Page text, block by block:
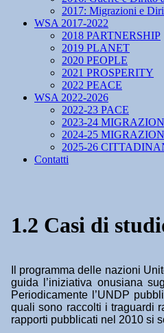
2017: Migrazioni e
WSA 2017-2022
2018 PARTNERSHIP
2019 PLANET
2020 PEOPLE
2021 PROSPERITY
2022 PEACE
WSA 2022-2026
2022-23 PACE
2023-24
2024-25
2025-26
Contatti
1.2 Casi di
Il programma delle nazioni
guida l’iniziativa onusiana
Periodicamente l’UNDP
quali sono raccolti i traguardi
rapporti pubblicati nel 2010 si